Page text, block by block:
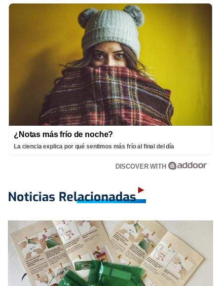
¿Notas más frío de noche?
La ciencia explica por qué sentimos más frío al final del día
DISCOVER WITH
Noticias Relacionadas